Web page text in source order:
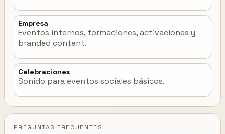
Empresa
Eventos internos, formaciones, activaciones y
branded content.
Celebraciones
Sonido para eventos sociales básicos.
PREGUNTAS FRECUENTES